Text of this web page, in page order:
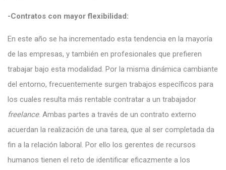
-Contratos con mayor flexibilidad:
En este año se ha incrementado esta tendencia en la mayoría
de las empresas, y también en profesionales que prefieren
trabajar bajo esta modalidad. Por la misma dinámica cambiante
del entorno, frecuentemente surgen trabajos específicos para
los cuales resulta más rentable contratar a un trabajador
freelance. Ambas partes a través de un contrato externo
acuerdan la realización de una tarea, que al ser completada da
fin a la relación laboral. Por ello los gerentes de recursos
humanos tienen el reto de identificar eficazmente a los